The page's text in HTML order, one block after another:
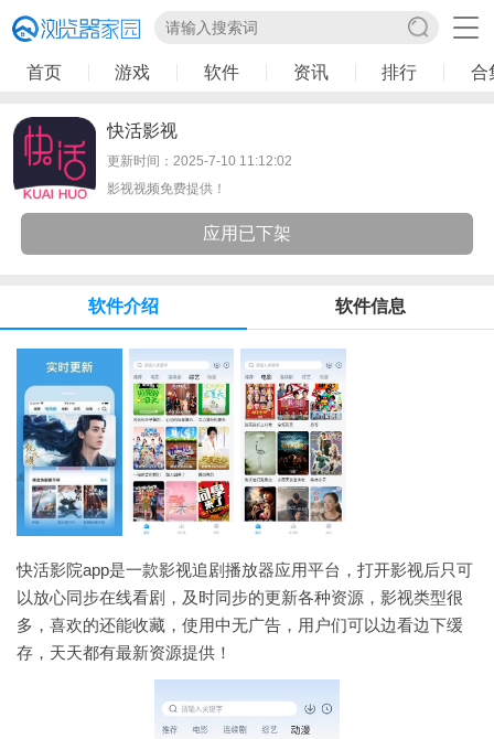
首页 游戏 软件 资讯 排行 合
快活影视
更新时间：2025-7-10 11:12:02
影视视频免费提供！
应用已下架
软件介绍 软件信息
快活影院app是一款影视追剧播放器应用平台，打开影视后只可
以放心同步在线看剧，及时同步的更新各种资源，影视类型很
多，喜欢的还能收藏，使用中无广告，用户们可以边看边下缓
存，天天都有最新资源提供！